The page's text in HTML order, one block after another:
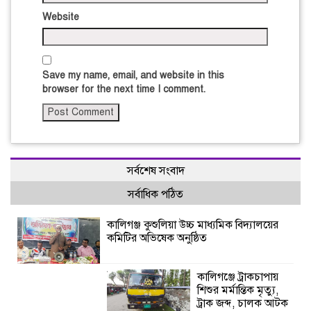
Website
Save my name, email, and website in this
browser for the next time I comment.
সর্বশেষ সংবাদ
সর্বাধিক পঠিত
কালিগঞ্জ কুশুলিয়া উচ্চ মাধ্যমিক বিদ্যালয়ের
কমিটির অভিষেক অনুষ্ঠিত
কালিগঞ্জে ট্রাকচাপায়
শিশুর মর্মান্তিক মৃত্যু,
ট্রাক জব্দ, চালক আটক